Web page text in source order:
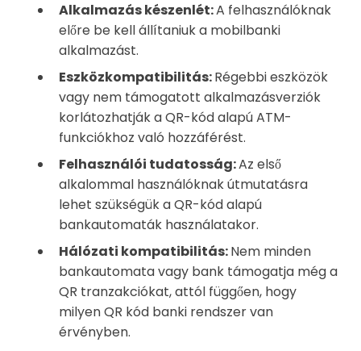
Alkalmazás készenlét:A felhasználóknak
előre be kell állítaniuk a mobilbanki
alkalmazást.
Eszközkompatibilitás:Régebbi eszközök
vagy nem támogatott alkalmazásverziók
korlátozhatják a QR-kód alapú ATM-
funkciókhoz való hozzáférést.
Felhasználói tudatosság:Az első
alkalommal használóknak útmutatásra
lehet szükségük a QR-kód alapú
bankautomaták használatakor.
Hálózati kompatibilitás:Nem minden
bankautomata vagy bank támogatja még a
QR tranzakciókat, attól függően, hogy
milyen QR kód banki rendszer van
érvényben.